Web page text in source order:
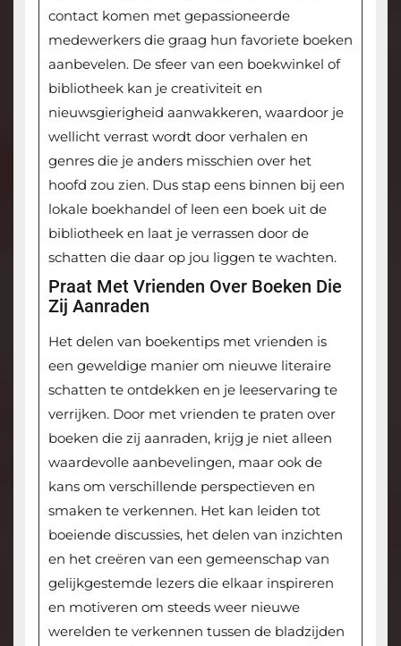
contact komen met gepassioneerde
medewerkers die graag hun favoriete boeken
aanbevelen. De sfeer van een boekwinkel of
bibliotheek kan je creativiteit en
nieuwsgierigheid aanwakkeren, waardoor je
wellicht verrast wordt door verhalen en
genres die je anders misschien over het
hoofd zou zien. Dus stap eens binnen bij een
lokale boekhandel of leen een boek uit de
bibliotheek en laat je verrassen door de
schatten die daar op jou liggen te wachten.
Praat Met Vrienden Over Boeken Die
Zij Aanraden
Het delen van boekentips met vrienden is
een geweldige manier om nieuwe literaire
schatten te ontdekken en je leeservaring te
verrijken. Door met vrienden te praten over
boeken die zij aanraden, krijg je niet alleen
waardevolle aanbevelingen, maar ook de
kans om verschillende perspectieven en
smaken te verkennen. Het kan leiden tot
boeiende discussies, het delen van inzichten
en het creëren van een gemeenschap van
gelijkgestemde lezers die elkaar inspireren
en motiveren om steeds weer nieuwe
werelden te verkennen tussen de bladzijden